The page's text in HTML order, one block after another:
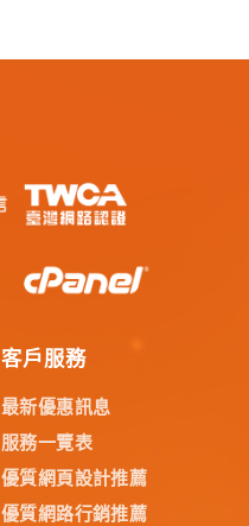
客戶服務
最新優惠訊息
服務一覽表
優質網頁設計推薦
優質網路行銷推薦